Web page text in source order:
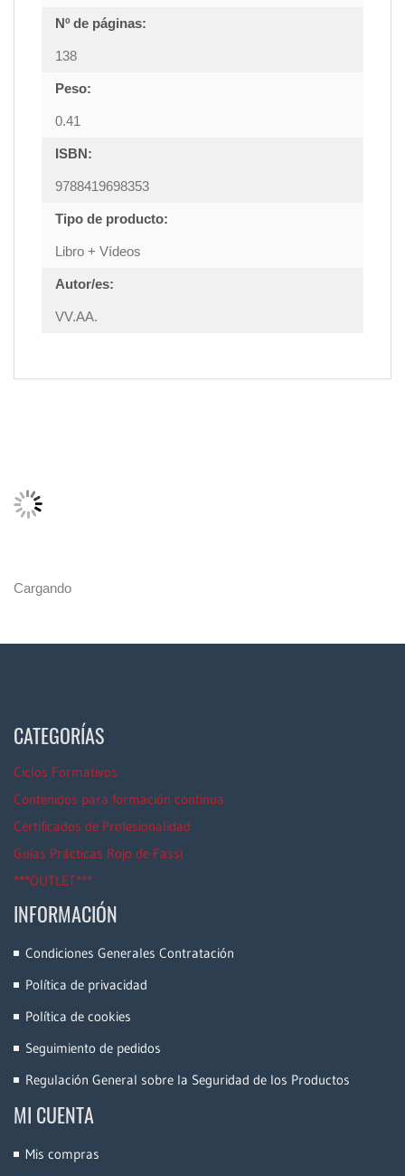
Nº de páginas:
138
Peso:
0.41
ISBN:
9788419698353
Tipo de producto:
Libro + Vídeos
Autor/es:
VV.AA.
Cargando
CATEGORÍAS
Ciclos Formativos
Contenidos para formación continua
Certificados de Profesionalidad
Guías Prácticas Rojo de Fassi
***OUTLET***
INFORMACIÓN
Condiciones Generales Contratación
Política de privacidad
Política de cookies
Seguimiento de pedidos
Regulación General sobre la Seguridad de los Productos
MI CUENTA
Mis compras